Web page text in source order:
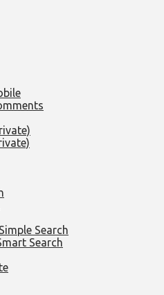
Simple Search
Search